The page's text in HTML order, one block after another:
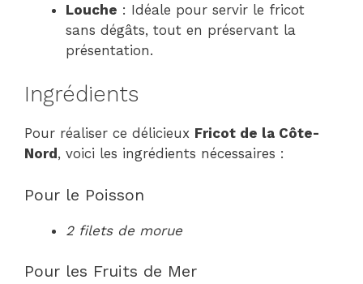
Louche : Idéale pour servir le fricot
sans dégâts, tout en préservant la
présentation.
Ingrédients
Pour réaliser ce délicieux Fricot de la Côte-
Nord , voici les ingrédients nécessaires :
Pour le Poisson
2 filets de morue
Pour les Fruits de Mer